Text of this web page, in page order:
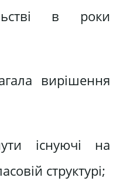
в роки
вирішення
існуючі на
структурі;